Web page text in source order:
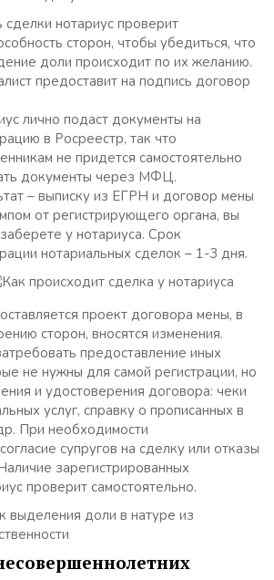
нотариус проверит
сторон, чтобы убедиться, что
доли происходит по их желанию.
предоставит на подпись договор
лично подаст документы на
в Росреестр, так что
не придется самостоятельно
документы через МФЦ.
– выписку из ЕГРН и договор мены
от регистрирующего органа, вы
у нотариуса. Срок
нотариальных сделок – 1-3 дня.
проект договора мены, в
сторон, вносятся изменения.
предоставление иных
не нужны для самой регистрации, но
и удостоверения договора: чеки
услуг, справку о прописанных в
При необходимости
супругов на сделку или отказы
зарегистрированных
проверит самостоятельно.
выделения доли в натуре из